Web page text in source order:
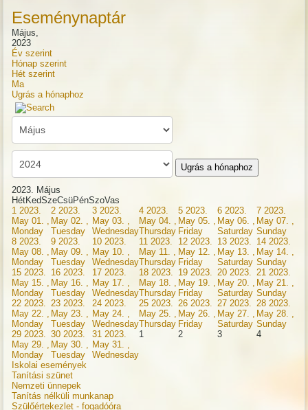
Eseménynaptár
Május,
2023
Év szerint
Hónap szerint
Hét szerint
Ma
Ugrás a hónaphoz
Ugrás a hónaphoz
2023. Május
HétKedSzeCsüPénSzoVas
1 2023.
May 01. ,
Monday
2 2023.
May 02. ,
Tuesday
3 2023.
May 03. ,
Wednesday
4 2023.
May 04. ,
Thursday
5 2023.
May 05. ,
Friday
6 2023.
May 06. ,
Saturday
7 2023.
May 07. ,
Sunday
8 2023.
May 08. ,
Monday
9 2023.
May 09. ,
Tuesday
10 2023.
May 10. ,
Wednesday
11 2023.
May 11. ,
Thursday
12 2023.
May 12. ,
Friday
13 2023.
May 13. ,
Saturday
14 2023.
May 14. ,
Sunday
15 2023.
May 15. ,
Monday
16 2023.
May 16. ,
Tuesday
17 2023.
May 17. ,
Wednesday
18 2023.
May 18. ,
Thursday
19 2023.
May 19. ,
Friday
20 2023.
May 20. ,
Saturday
21 2023.
May 21. ,
Sunday
22 2023.
May 22. ,
Monday
23 2023.
May 23. ,
Tuesday
24 2023.
May 24. ,
Wednesday
25 2023.
May 25. ,
Thursday
26 2023.
May 26. ,
Friday
27 2023.
May 27. ,
Saturday
28 2023.
May 28. ,
Sunday
29 2023.
May 29. ,
Monday
30 2023.
May 30. ,
Tuesday
31 2023.
May 31. ,
Wednesday
1 2 3 4
Iskolai események
Tanítási szünet
Nemzeti ünnepek
Tanítás nélküli munkanap
Szülőértekezlet - fogadóóra